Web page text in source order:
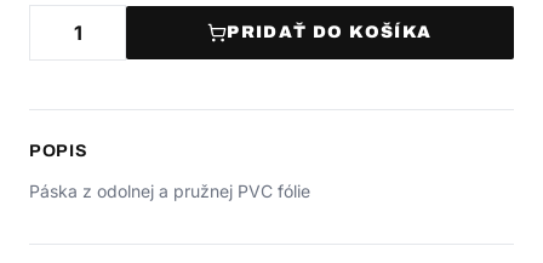
PRIDAŤ DO KOŠÍKA
POPIS
Páska z odolnej a pružnej PVC fólie